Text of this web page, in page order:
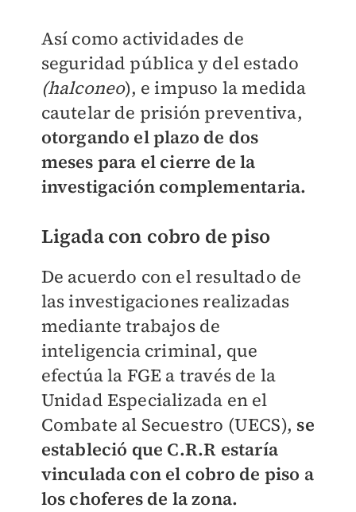
Así como actividades de
seguridad pública y del estado
(halconeo), e impuso la medida
cautelar de prisión preventiva,
otorgando el plazo de dos
meses para el cierre de la
investigación complementaria.
Ligada con cobro de piso
De acuerdo con el resultado de
las investigaciones realizadas
mediante trabajos de
inteligencia criminal, que
efectúa la FGE a través de la
Unidad Especializada en el
Combate al Secuestro (UECS), se
estableció que C.R.R estaría
vinculada con el cobro de piso a
los choferes de la zona.